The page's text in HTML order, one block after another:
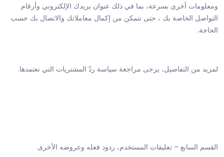
ومعلومات أخرى بسرعة، بما في ذلك عنوان بريدك الإلكتروني وأرقام
التواصل الخاصة بك ، حتى نتمكن من إكمال معاملاتك والاتصال بك حسب
الحاجة.
لمزيد من التفاصيل، يرجى مراجعة سياسة ردّ المشتريات التي نعتمدها.
القسم السابع – تعليقات المستخدم، ردود فعله وعروضه الأخرى